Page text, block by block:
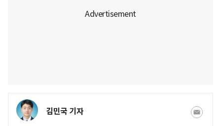
김민국 기자